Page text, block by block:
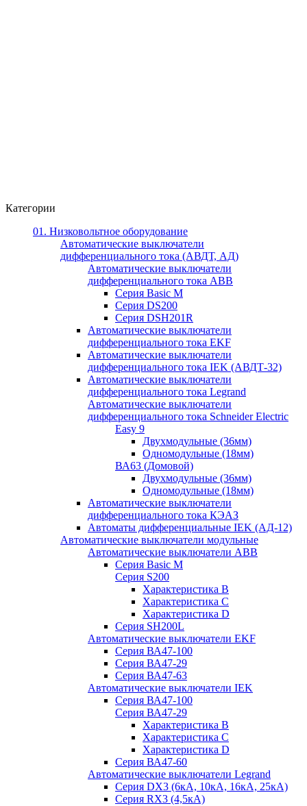
Категории
01. Низковольтное оборудование
Автоматические выключатели
дифференциального тока (АВДТ, АД)
Автоматические выключатели
дифференциального тока ABB
Серия Basic M
Серия DS200
Серия DSH201R
Автоматические выключатели
дифференциального тока EKF
Автоматические выключатели
дифференциального тока IEK (АВДТ-32)
Автоматические выключатели
дифференциального тока Legrand
Автоматические выключатели
дифференциального тока Schneider Electric
Easy 9
Двухмодульные (36мм)
Одномодульные (18мм)
ВА63 (Домовой)
Двухмодульные (36мм)
Одномодульные (18мм)
Автоматические выключатели
дифференциального тока КЭАЗ
Автоматы дифференциальные IEK (АД-12)
Автоматические выключатели модульные
Автоматические выключатели ABB
Серия Basic M
Серия S200
Характеристика B
Характеристика C
Характеристика D
Серия SH200L
Автоматические выключатели EKF
Серия ВА47-100
Серия ВА47-29
Серия ВА47-63
Автоматические выключатели IEK
Серия ВА47-100
Серия ВА47-29
Характеристика B
Характеристика C
Характеристика D
Серия ВА47-60
Автоматические выключатели Legrand
Серия DX3 (6кА, 10кА, 16кА, 25кА)
Серия RX3 (4,5кА)